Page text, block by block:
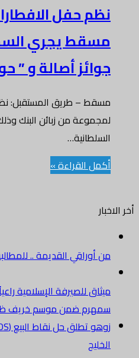
نظم حفل
مسقط يجري
جوائز أصالة و ”
مسقط – طريق المستقبل:
لمجموعة من زبائن البنك وذلك
السلطانية…
أكمل القراءة »
أخر الاخبار
من أوراقي القديمة ..
ميثاق للصيرفة الإسلامية
سمهرم ضمن موسم خريف ظفار
الخليج